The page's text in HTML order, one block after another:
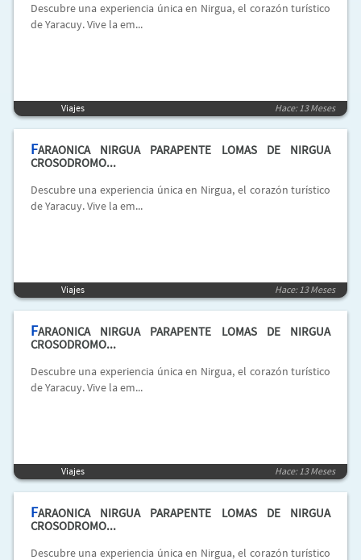
Descubre una experiencia única en Nirgua, el corazón turístico
de Yaracuy. Vive la em...
Viajes Hace: 13 Meses
FARAONICA NIRGUA PARAPENTE LOMAS DE NIRGUA
CROSODROMO...
Descubre una experiencia única en Nirgua, el corazón turístico
de Yaracuy. Vive la em...
Viajes Hace: 13 Meses
FARAONICA NIRGUA PARAPENTE LOMAS DE NIRGUA
CROSODROMO...
Descubre una experiencia única en Nirgua, el corazón turístico
de Yaracuy. Vive la em...
Viajes Hace: 13 Meses
FARAONICA NIRGUA PARAPENTE LOMAS DE NIRGUA
CROSODROMO...
Descubre una experiencia única en Nirgua, el corazón turístico